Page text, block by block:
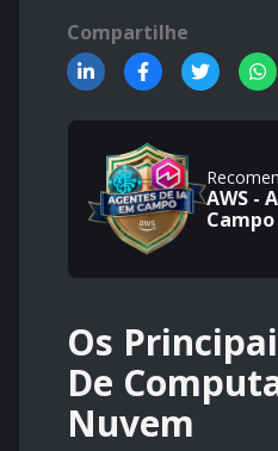
Compartilhe
AWS -
Campo
Os
De
Nuvem